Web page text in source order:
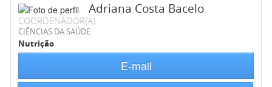
Adriana Costa Bacelo
COORDENADOR(A)
CIÊNCIAS DA SAÚDE
Nutrição
E-mail